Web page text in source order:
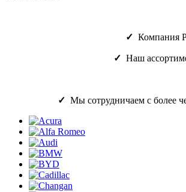
✓ Компания
✓ Наш
✓ Мы сотрудничаем с более